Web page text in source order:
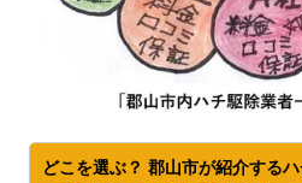
どこを選ぶ？ 郡山市が紹介する